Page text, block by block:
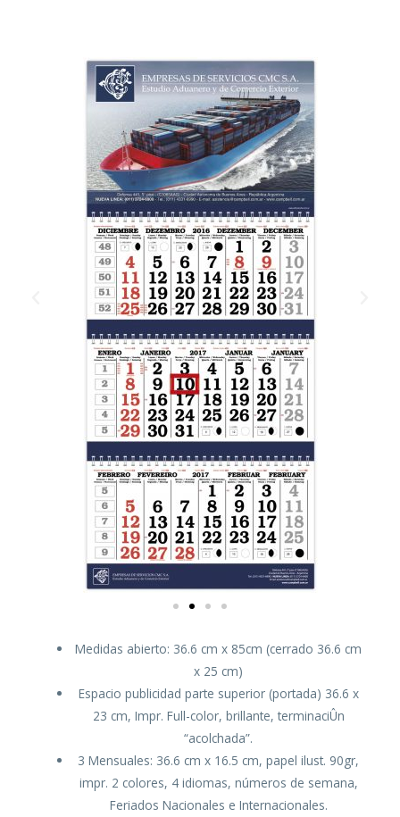
Medidas abierto: 36.6 cm x 85cm (cerrado 36.6 cm
x 25 cm)
Espacio publicidad parte superior (portada) 36.6 x
23 cm, Impr. Full-color, brillante, terminaciÛn
“acolchada”.
3 Mensuales: 36.6 cm x 16.5 cm, papel ilust. 90gr,
impr. 2 colores, 4 idiomas, números de semana,
Feriados Nacionales e Internacionales.